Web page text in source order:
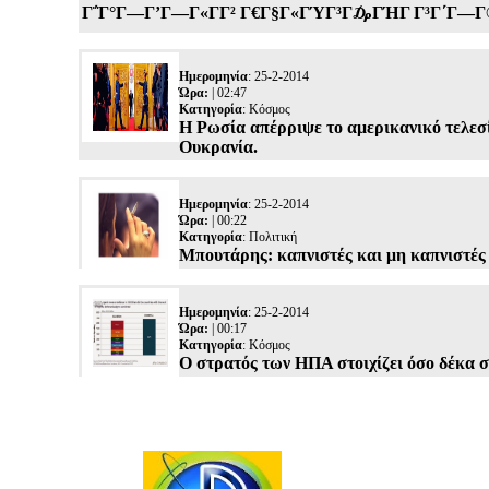
Γ΅Γ°Γ―Γ’Γ―Γ«ΓΓ² Γ€Γ§Γ«ΓΎΓ³Γ₯ΓΉΓ­
Ημερομηνία: 25-2-2014
Ώρα:
| 02:47
Κατηγορία:Κόσμος
Η Ρωσία απέρριψε το αμερικανικό
Ουκρανία.
Ημερομηνία: 25-2-2014
Ώρα:
| 00:22
Κατηγορία:Πολιτική
Μπουτάρης: καπνιστές και μη καπνιστές
Ημερομηνία: 25-2-2014
Ώρα:
| 00:17
Κατηγορία:Κόσμος
Ο στρατός των ΗΠΑ στοιχίζει όσο δέκα